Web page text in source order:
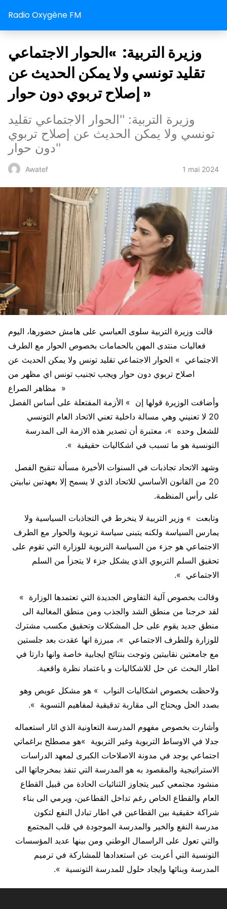
Radio Oxygène FM
وزيرة التربية: »الحوار الاجتماعي
تقليد تونسي ولا يمكن الحديث عن
إصلاح تربوي دون حوار »
وزيرة التربية: ''الحوار الاجتماعي تقليد
تونسي ولا يمكن الحديث عن إصلاح تربوي
دون حوار''
Awatef 1 mai 2024
قالت وزيرة التربية سلوى العباسي على هامش حضورها، اليوم
فعاليات منتدى المهن بالحمامات بخصوص الحوار مع الطرف
الاجتماعي » الحوار الاجتماعي تقليد تونس ولا يمكن الحديث عن
اصلاح تربوي دون حوار ويجب تجنيب تونس اي مظهر من
مظاهر الصراع »
وأضافت الوزيرة قولها إن » الأزمة المفتعلة على أساس الفصل
20 لا تعنيني وهي مسالة داخلية تعني الاتحاد العام التونسي
للشغل وحده »، معتبرة أن تصدير هذه الازمة الى المدرسة
التونسية هو ما تسبب في اشكاليات حقيقية ».
وشهد الاتحاد تجاذبات في السنوات الأخيرة مسألة تنقيح الفصل
20 من القانون الأساسي للاتحاد الذي لا يسمح إلا بعهدتين نيابيتن
على رأس المنظمة.
وتابعت » وزير التربية لا ينخرط في التجاذبات السياسية ولا
يمارس السياسة ولكنه يتبنى سياسة تربوية والحوار مع الطرف
الاجتماعي هو جزء من السياسة التربوية للوزارة التي تقوم على
تحقيق السلم التربوي الذي يشكل جزء لا يتجزأ من السلم
الاجتماعي ».
وقالت بخصوص آلية التفاوض الجديدة التي تعتمدها الوزارة »
لقد خرجنا من منطق الشد والجذب ومن منطق المغالبة الى
منطق جديد يقوم على حل المشكلات وتحقيق مكسب مشترك
للوزارة وللطرف الاجتماعي »، مبرزة انها عقدت بعد جلستين
مع جامعتين نقابيتين وتوجت بنتائج ايجابية خاصة وانها دارتا في
اطار البحث عن حل للاشكاليات و باعتماد نظرة واقعية.
ولاحظت بخصوص اشكاليات النواب » هو مشكل عويص وهو
بصدد الحل ويحتاج الى مقاربة تدقيقية لمفاهيم التسوية ».
وأشارت بخصوص مفهوم المدرسة التعاونية الذي اثار استعماله
جدلا في الاوساط التربوية وغير التربوية »هو مصطلح براغماتي
اجتماعي يوجد في مدونة الاصلاحات الكبرى لمعهد الدراسات
الاستراتيجية والمقصود به هو المدرسة التي تنفذ بمخرجاتها الى
منشود مجتمعي كبير يتجاوز الثنائيات الحادة من قبيل القطاع
العام والقطاع الخاص رغم تداخل القطاعين، ويرمي الى بناء
شراكة حقيقية بين القطاعين في اطار تبادل النفع لتكون
مدرسة النفع والخير والمدرسة الموجودة في قلب المجتمع
والتي تعول على الراسمال الوطني ومن بينها عديد المؤسسات
التونسية التي أعربت عن استعدادها للمشاركة في ترميم
المدرسة وبنائها وايجاد حلول للمدرسة التونسية ».